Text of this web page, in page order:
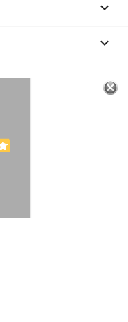

keyboard_arrow_down